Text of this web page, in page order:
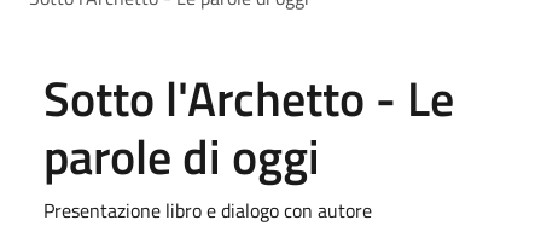
Sotto l'Archetto - Le
parole di oggi
Presentazione libro e dialogo con autore